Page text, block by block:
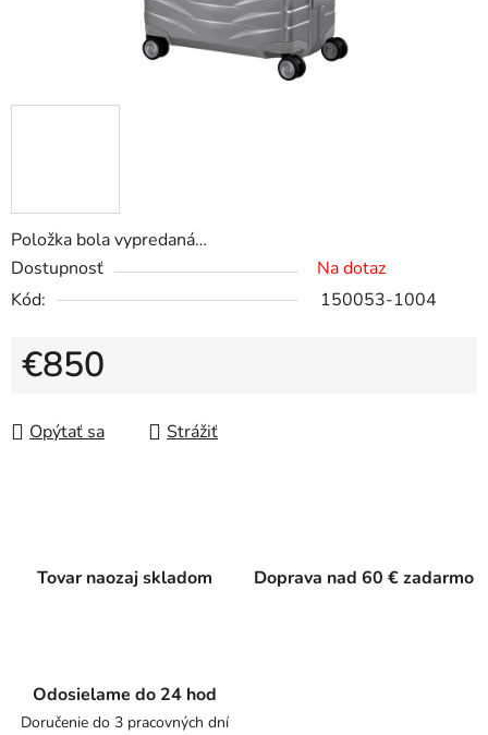
Položka bola vypredaná…
Dostupnosť
Na dotaz
Kód:
150053-1004
€850
Opýtať sa
Strážiť
Tovar naozaj skladom Doprava nad 60 € zadarmo
Odosielame do 24 hod
Doručenie do 3 pracovných dní